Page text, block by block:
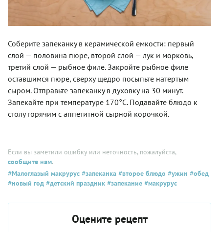
Соберите запеканку в керамической емкости: первый
слой — половина пюре, второй слой — лук и морковь,
третий слой — рыбное филе. Закройте рыбное филе
оставшимся пюре, сверху щедро посыпьте натертым
сыром. Отправьте запеканку в духовку на 30 минут.
Запекайте при температуре 170°C. Подавайте блюдо к
столу горячим с аппетитной сырной корочкой.
Если вы заметили ошибку или неточность, пожалуйста,
сообщите нам.
#Малоглазый макрурус #запеканка #второе блюдо #ужин #обед
#новый год #детский праздник #запекание #макрурус
Оцените рецепт